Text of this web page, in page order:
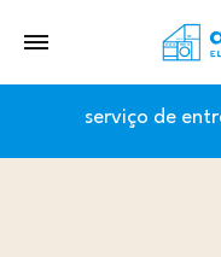
serviço de